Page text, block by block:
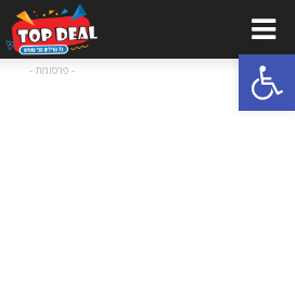
Open toolbar - פרסומת -